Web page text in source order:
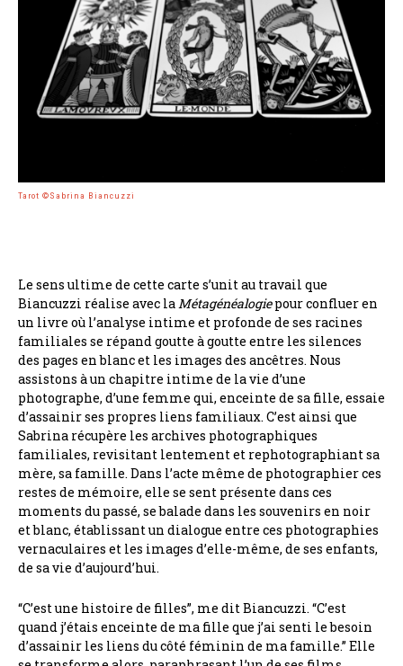
Tarot ©Sabrina Biancuzzi
Le sens ultime de cette carte s’unit au travail que
Biancuzzi réalise avec laMétagénéalogiepour confluer en
un livre où l’analyse intime et profonde de ses racines
familiales se répand goutte à goutte entre les silences
des pages en blanc et les images des ancêtres. Nous
assistons à un chapitre intime de la vie d’une
photographe, d’une femme qui, enceinte de sa fille, essaie
d’assainir ses propres liens familiaux. C’est ainsi que
Sabrina récupère les archives photographiques
familiales, revisitant lentement et rephotographiant sa
mère, sa famille. Dans l’acte même de photographier ces
restes de mémoire, elle se sent présente dans ces
moments du passé, se balade dans les souvenirs en noir
et blanc, établissant un dialogue entre ces photographies
vernaculaires et les images d’elle-même, de ses enfants,
de sa vie d’aujourd’hui.
“C’est une histoire de filles”, me dit Biancuzzi. “C’est
quand j’étais enceinte de ma fille que j’ai senti le besoin
d’assainir les liens du côté féminin de ma famille.” Elle